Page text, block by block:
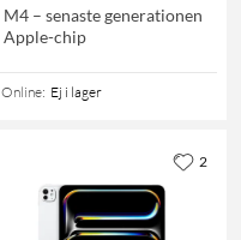
M4 – senaste generationen
Apple-chip
Online: Ej i lager
2